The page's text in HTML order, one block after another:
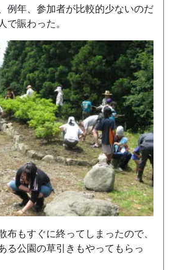
例年、参加者が比較的少ないのだ
で賑わった。
布もすぐに終ってしまったので、
る公園の草引きもやってもらっ